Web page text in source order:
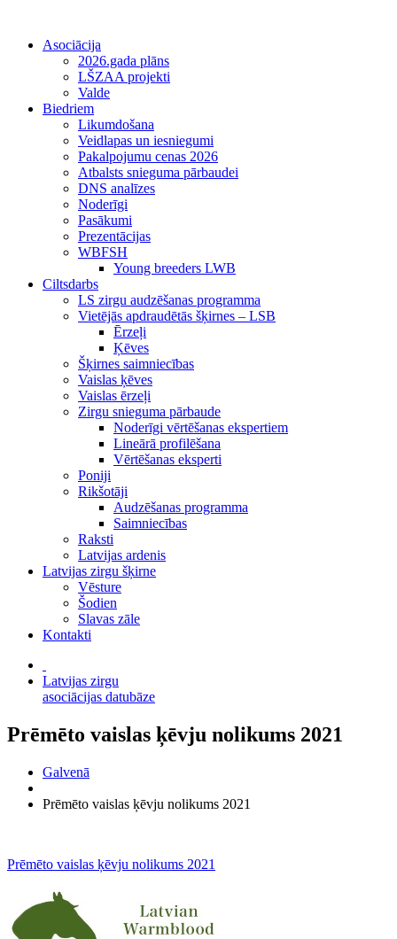
Asociācija
2026.gada plāns
LŠZAA projekti
Valde
Biedriem
Likumdošana
Veidlapas un iesniegumi
Pakalpojumu cenas 2026
Atbalsts snieguma pārbaudei
DNS analīzes
Noderīgi
Pasākumi
Prezentācijas
WBFSH
Young breeders LWB
Ciltsdarbs
LS zirgu audzēšanas programma
Vietējās apdraudētās šķirnes – LSB
Ērzeļi
Ķēves
Šķirnes saimniecības
Vaislas ķēves
Vaislas ērzeļi
Zirgu snieguma pārbaude
Noderīgi vērtēšanas ekspertiem
Lineārā profilēšana
Vērtēšanas eksperti
Poniji
Rikšotāji
Audzēšanas programma
Saimniecības
Raksti
Latvijas ardenis
Latvijas zirgu šķirne
Vēsture
Šodien
Slavas zāle
Kontakti
Latvijas zirgu
asociācijas datubāze
Prēmēto vaislas ķēvju nolikums 2021
Galvenā
Prēmēto vaislas ķēvju nolikums 2021
Prēmēto vaislas ķēvju nolikums 2021